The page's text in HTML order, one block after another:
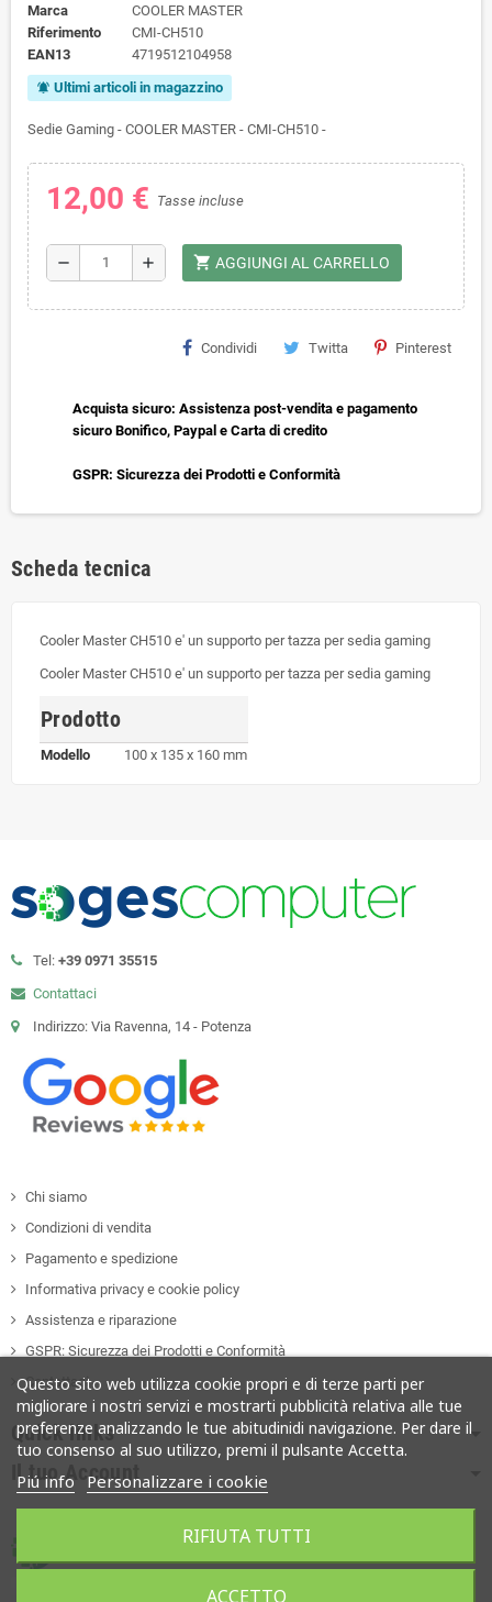
Marca
COOLER MASTER
Riferimento
CMI-CH510
EAN13
4719512104958
notifications_active Ultimi articoli in magazzino
Sedie Gaming - COOLER MASTER - CMI-CH510 -
12,00 € Tasse incluse
remove add shopping_cart AGGIUNGI AL CARRELLO
Condividi Twitta Pinterest
Acquista sicuro: Assistenza post-vendita e pagamento
sicuro Bonifico, Paypal e Carta di credito
GSPR: Sicurezza dei Prodotti e Conformità
Scheda tecnica
Cooler Master CH510 e' un supporto per tazza per sedia gaming
Cooler Master CH510 e' un supporto per tazza per sedia gaming
Prodotto
Modello 100 x 135 x 160 mm
Tel: +39 0971 35515
Contattaci
Indirizzo: Via Ravenna, 14 - Potenza
Chi siamo
Condizioni di vendita
Pagamento e spedizione
Informativa privacy e cookie policy
Assistenza e riparazione
GSPR: Sicurezza dei Prodotti e Conformità
Contattaci
Quick links
Il tuo Account
Questo sito web utilizza cookie propri e di terze parti per
migliorare i nostri servizi e mostrarti pubblicità relativa alle tue
preferenze analizzando le tue abitudinidi navigazione. Per dare il
tuo consenso al suo utilizzo, premi il pulsante Accetta.
Piú info Personalizzare i cookie
RIFIUTA TUTTI
ACCETTO
Soges Computer • Partita iva 01177330766